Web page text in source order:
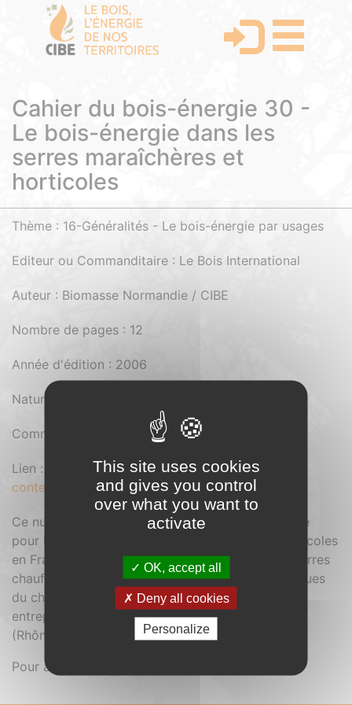
Cahier du bois-énergie 30 -
Le bois-énergie dans les
serres maraîchères et
horticoles
Thème : 16-Généralités - Le bois-énergie par usages
Editeur ou Commanditaire : Le Bois International
Auteur : Biomasse Normandie / CIBE
Nombre de pages : 12
Année d'édition : 2006
Nature du document : Magazine
Comment se procurer le document : Gratuit
Lien :
https://cibe.fr/wp-
content/uploads/2025/10/CBE-30.pdf
Ce numéro est consacré à l’usage du bois-énergie
pour le chauffage des serres maraîchères et horticoles
en France. Après une présentation du parc des serres
chauffées, ce cahier expose les principes techniques
du chauffage des serres et présente quelques
entreprises qui ont fait le choix du bois-énergie
(Rhône-Alpes, Finistère et Vaucluse).
Pour accéder au sommaire,
This site uses cookies
and gives you control
over what you want to
activate
OK, accept all
Deny all cookies
Personalize